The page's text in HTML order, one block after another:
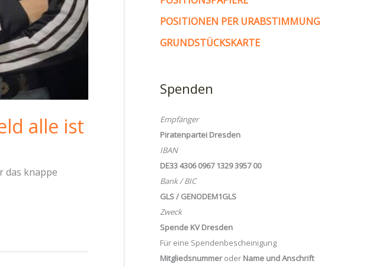
alle ist
das knappe
POSITIONEN PER URABSTIMMUNG
GRUNDSTÜCKSKARTE
Spenden
Empfänger
Piratenpartei Dresden
IBAN
DE33 4306 0967 1329 3957 00
Bank / BIC
GLS / GENODEM1GLS
Zweck
Spende KV Dresden
Für eine Spendenbescheinigung
Mitgliedsnummeroder Name und Anschrift